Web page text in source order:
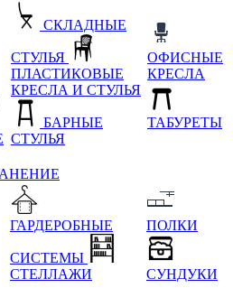
СКЛАДНЫЕ
СТУЛЬЯ
ПЛАСТИКОВЫЕ
КРЕСЛА И СТУЛЬЯ
БАРНЫЕ
СТУЛЬЯ
ОФИСНЫЕ
КРЕСЛА
ТАБУРЕТЫ
ГАРДЕРОБНЫЕ
СИСТЕМЫ
СТЕЛЛАЖИ
ПОЛКИ
СУНДУКИ